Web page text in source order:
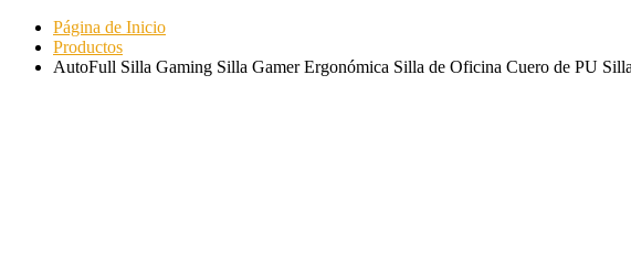
Página de Inicio
Productos
AutoFull Silla Gaming Silla Gamer Ergonómica Silla de Oficina Cuero de PU